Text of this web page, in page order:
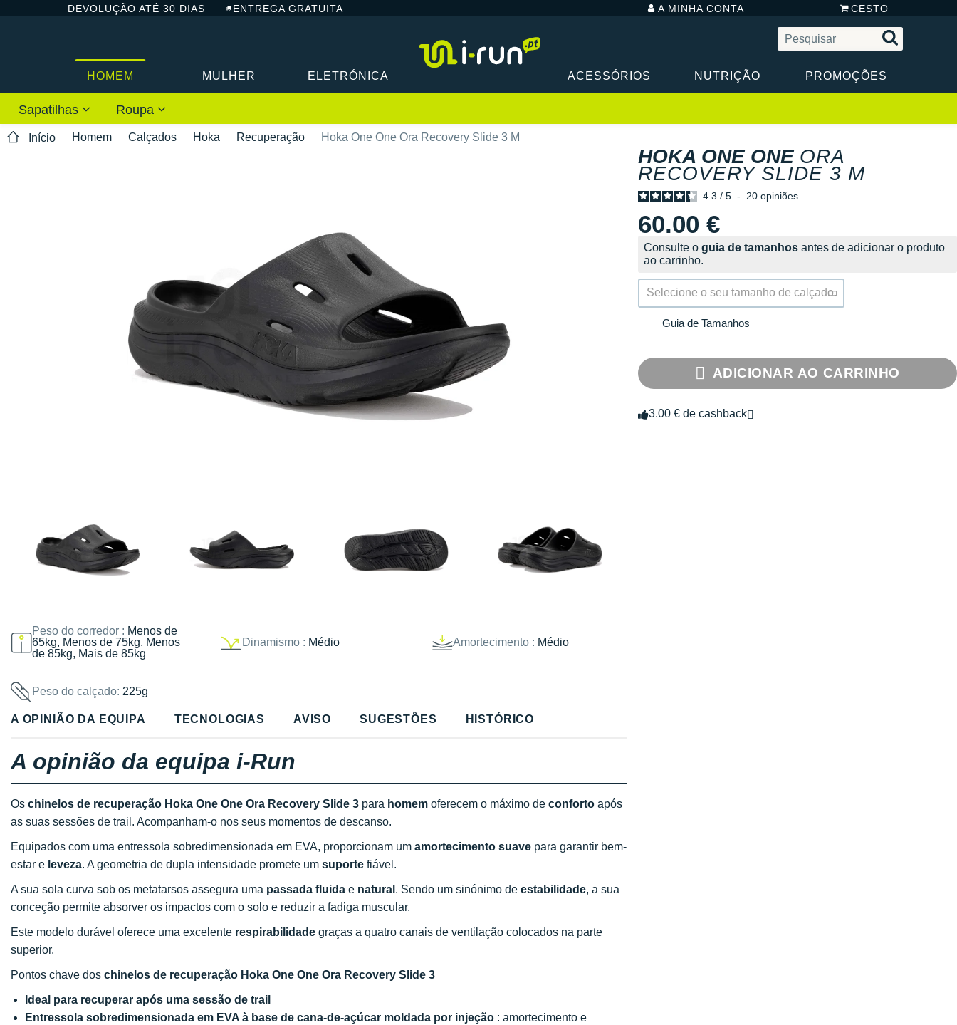
DEVOLUÇÃO ATÉ 30 DIAS ENTREGA GRATUITA A MINHA CONTA CESTO
HOMEM MULHER ELETRÓNICA ACESSÓRIOS NUTRIÇÃO PROMOÇÕES
Sapatilhas Roupa
Início Homem Calçados Hoka Recuperação Hoka One One Ora Recovery Slide 3 M
Peso do corredor : Menos de
65kg, Menos de 75kg, Menos
de 85kg, Mais de 85kg
Dinamismo : Médio Amortecimento : Médio
Peso do calçado: 225g
HOKA ONE ONE ORA
RECOVERY SLIDE 3 M
4.3 / 5 - 20 opiniões
60.00 €
Consulte o guia de tamanhos antes de adicionar o produto
ao carrinho.
Selecione o seu tamanho de calçado.
Guia de Tamanhos
ADICIONAR AO CARRINHO
3.00 € de cashback
A OPINIÃO DA EQUIPA TECNOLOGIAS AVISO SUGESTÕES HISTÓRICO
A opinião da equipa i-Run
Os chinelos de recuperação Hoka One One Ora Recovery Slide 3 para homem oferecem o máximo de conforto após
as suas sessões de trail. Acompanham-o nos seus momentos de descanso.
Equipados com uma entressola sobredimensionada em EVA, proporcionam um amortecimento suave para garantir bem-
estar e leveza. A geometria de dupla intensidade promete um suporte fiável.
A sua sola curva sob os metatarsos assegura uma passada fluida e natural . Sendo um sinónimo de estabilidade, a sua
conceção permite absorver os impactos com o solo e reduzir a fadiga muscular.
Este modelo durável oferece uma excelente respirabilidade graças a quatro canais de ventilação colocados na parte
superior.
Pontos chave dos chinelos de recuperação Hoka One One Ora Recovery Slide 3
Ideal para recuperar após uma sessão de trail
Entressola sobredimensionada em EVA à base de cana-de-açúcar moldada por injeção : amortecimento e